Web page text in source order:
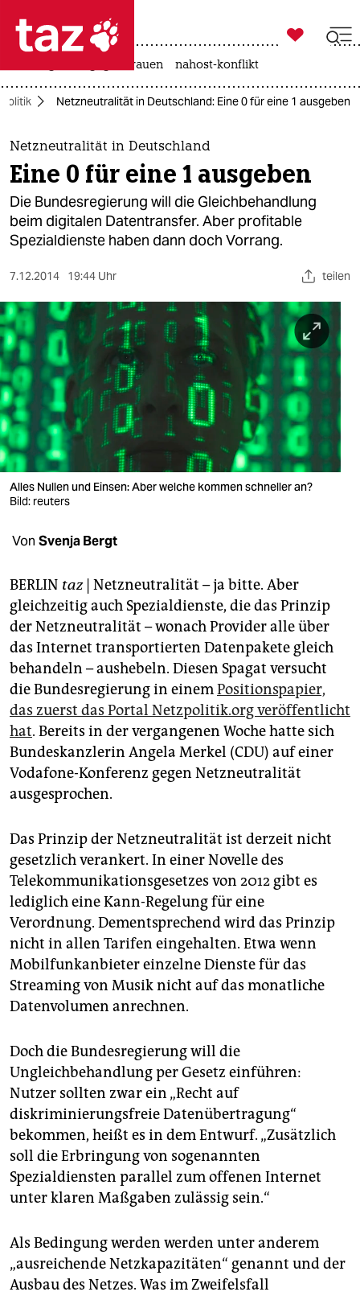
 taz zahl ich
taz zahl ich
themen
politik
öko
gesellschaft
sport
berlin
nord
wahrheit
verlag
verlag
veranstaltungen
fragen & hilfe
unterstützen
abo
genossenschaft
epaper login

taz zahl ich
gewalt gegen frauen nahost-konflikt
Netzneutralität in Deutschland: Eine 0 für eine 1 ausgeben
Netzneutralität in Deutschland
Eine 0 für eine 1 ausgeben
Die Bundesregierung will die Gleichbehandlung
beim digitalen Datentransfer. Aber profitable
Spezialdienste haben dann doch Vorrang.
7.12.2014 19:44 Uhr teilen
Alles Nullen und Einsen: Aber welche kommen schneller an?
Bild: reuters
Von Svenja Bergt
BERLIN taz| Netzneutralität – ja bitte. Aber
gleichzeitig auch Spezialdienste, die das Prinzip
der Netzneutralität – wonach Provider alle über
das Internet transportierten Datenpakete gleich
behandeln – aushebeln. Diesen Spagat versucht
die Bundesregierung in einemPositionspapier,
das zuerst das Portal Netzpolitik.org veröffentlicht
hat. Bereits in der vergangenen Woche hatte sich
Bundeskanzlerin Angela Merkel (CDU) auf einer
Vodafone-Konferenz gegen Netzneutralität
ausgesprochen.
Das Prinzip der Netzneutralität ist derzeit nicht
gesetzlich verankert. In einer Novelle des
Telekommunikationsgesetzes von 2012 gibt es
lediglich eine Kann-Regelung für eine
Verordnung. Dementsprechend wird das Prinzip
nicht in allen Tarifen eingehalten. Etwa wenn
Mobilfunkanbieter einzelne Dienste für das
Streaming von Musik nicht auf das monatliche
Datenvolumen anrechnen.
Doch die Bundesregierung will die
Ungleichbehandlung per Gesetz einführen:
Nutzer sollten zwar ein „Recht auf
diskriminierungsfreie Datenübertragung“
bekommen, heißt es in dem Entwurf. „Zusätzlich
soll die Erbringung von sogenannten
Spezialdiensten parallel zum offenen Internet
unter klaren Maßgaben zulässig sein.“
Als Bedingung werden werden unter anderem
„ausreichende Netzkapazitäten“ genannt und der
Ausbau des Netzes. Was im Zweifelsfall